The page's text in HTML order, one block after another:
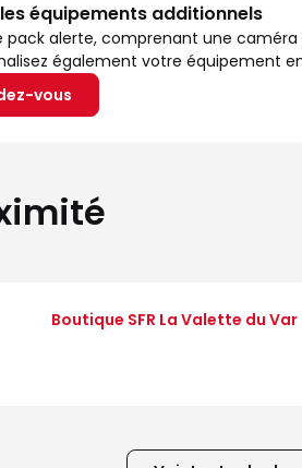
équipements additionnels
pack alerte, comprenant une
également votre équipement
vous
Boutique SFR La Valette du Var